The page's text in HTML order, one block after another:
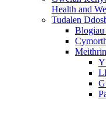
Health and
Tudalen
Y